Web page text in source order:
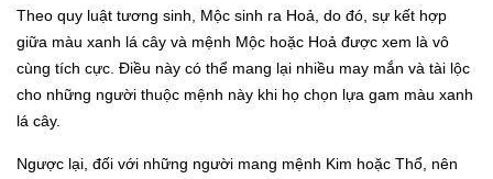
Theo quy luật tương sinh, Mộc sinh ra Hoả, do đó, sự kết hợp
giữa màu xanh lá cây và mệnh Mộc hoặc Hoả được xem là vô
cùng tích cực. Điều này có thể mang lại nhiều may mắn và tài lộc
cho những người thuộc mệnh này khi họ chọn lựa gam màu xanh
lá cây.
Ngược lại, đối với những người mang mệnh Kim hoặc Thổ, nên